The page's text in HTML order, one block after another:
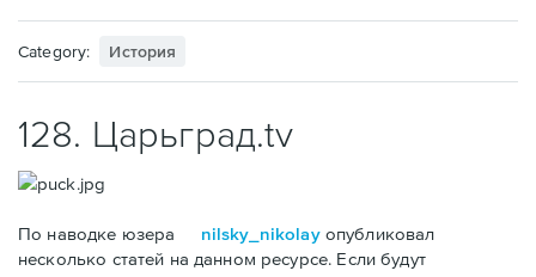
Category: История
128. Царьград.tv
По наводке юзера nilsky_nikolayопубликовал
несколько статей на данном ресурсе. Если будут